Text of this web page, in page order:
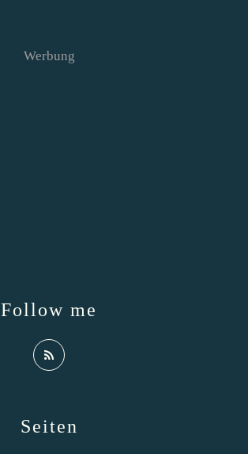
Seiten
Follow me
Werbung